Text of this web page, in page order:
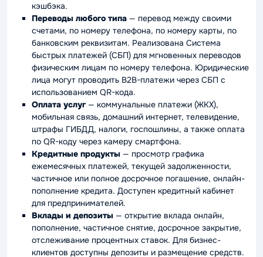
кэшбэка.
Переводы любого типа — перевод между своими
счетами, по номеру телефона, по номеру карты, по
банковским реквизитам. Реализована Система
быстрых платежей (СБП) для мгновенных переводов
физическим лицам по номеру телефона. Юридические
лица могут проводить B2B-платежи через СБП с
использованием QR-кода.
Оплата услуг— коммунальные платежи (ЖКХ),
мобильная связь, домашний интернет, телевидение,
штрафы ГИБДД, налоги, госпошлины, а также оплата
по QR-коду через камеру смартфона.
Кредитные продукты — просмотр графика
ежемесячных платежей, текущей задолженности,
частичное или полное досрочное погашение, онлайн-
пополнение кредита. Доступен кредитный кабинет
для предпринимателей.
Вклады и депозиты — открытие вклада онлайн,
пополнение, частичное снятие, досрочное закрытие,
отслеживание процентных ставок. Для бизнес-
клиентов доступны депозиты и размещение средств.